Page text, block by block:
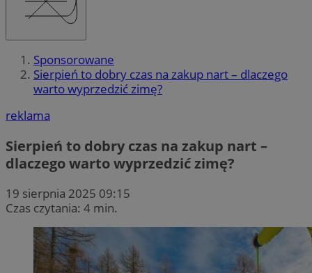
Sponsorowane
Sierpień to dobry czas na zakup nart – dlaczego
warto wyprzedzić zimę?
reklama
Sierpień to dobry czas na zakup nart –
dlaczego warto wyprzedzić zimę?
19 sierpnia 2025 09:15
Czas czytania: 4 min.